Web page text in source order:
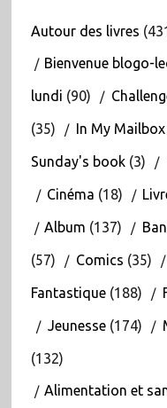
Autour des livres
Bienvenue blogo-
lundi (90)
(35) In My Mailbox
Sunday's book(3)
Cinéma (18)
Album (137)
(57) Comics (35)
Fantastique(188)
Jeunesse(174)
(132)
Alimentation et